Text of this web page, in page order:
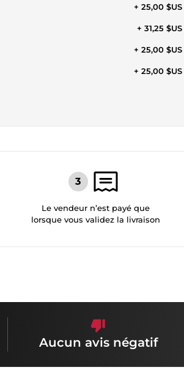
+ 25,00 $US
+ 31,25 $US
+ 25,00 $US
+ 25,00 $US
Le vendeur n’est payé que
lorsque vous validez la livraison
Aucun avis négatif